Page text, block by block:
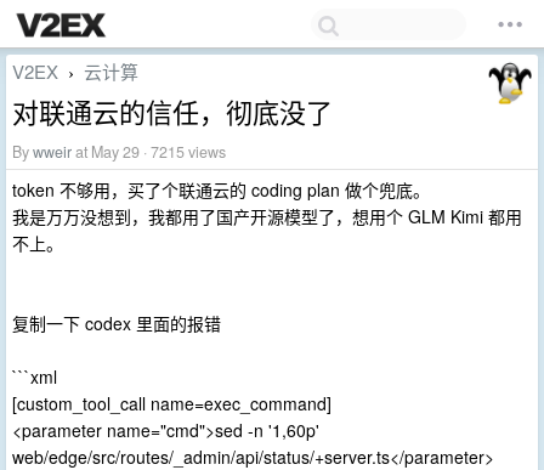
V2EX › 云计算
对联通云的信任，彻底没了
Bywweirat May 29 · 7215 views
token 不够用，买了个联通云的 coding plan 做个兜底。
我是万万没想到，我都用了国产开源模型了，想用个 GLM Kimi 都用
不上。
复制一下 codex 里面的报错
```xml
[custom_tool_call name=exec_command]
<parameter name="cmd">sed -n '1,60p'
web/edge/src/routes/_admin/api/status/+server.ts</parameter>